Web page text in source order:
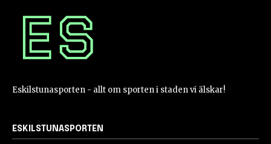
Eskilstunasporten - allt om sporten i staden vi älskar!
ESKILSTUNASPORTEN